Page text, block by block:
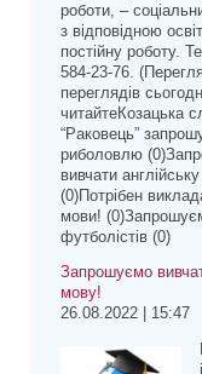
роботи, –
з відповідною
постійну роботу.
584-23-76.
переглядів
читайтеКозацька
“Раковець”
риболовлю
вивчати
(0)Потрібен
мови!
футболістів (0)
Запрошуємо
мову!
26.08.2022 | 15:47